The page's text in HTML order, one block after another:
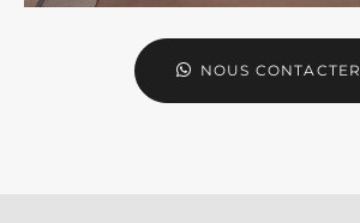
NOUS CONTACTER